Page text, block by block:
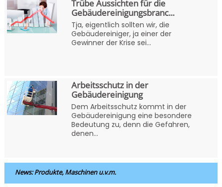
Trübe Aussichten für die
Gebäudereinigungsbranc...
Tja, eigentlich sollten wir, die
Gebäudereiniger, ja einer der
Gewinner der Krise sei...
Arbeitsschutz in der
Gebäudereinigung
Dem Arbeitsschutz kommt in der
Gebäudereinigung eine besondere
Bedeutung zu, denn die Gefahren,
denen...
News: Produkte, Maschinen u.v.m.